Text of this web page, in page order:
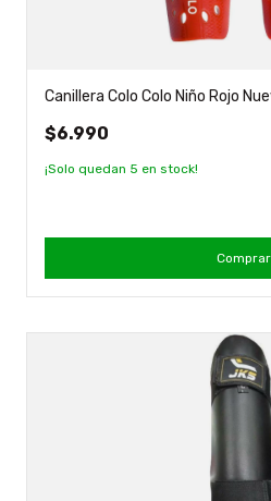
Canillera Colo Colo Niño Rojo
$6.990
¡Solo quedan 5 en stock!
Comprar